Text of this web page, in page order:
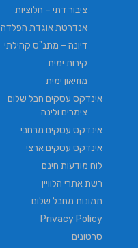
ציבור דתי – חלוציות
אנדרטת אוגדת הפלדה
דיונה – מתנ"ס קהילתי
קירות ימית
מוזיאון ימית
אינדקס עסקים חבל שלום
צימרים ולינה
אינדקס עסקים מרחבי
אינדקס עסקים ארצי
לוח מודעות חינם
רשת אתרי הלוויין
תמונות מחבל שלום
Privacy Policy
סרטונים